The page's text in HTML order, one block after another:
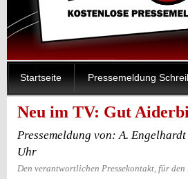
Startseite Pressemeldung
Neu im TV: Gut
Pressemeldung von: A.
Uhr
Den verantwortlichen Pressekontakt, für